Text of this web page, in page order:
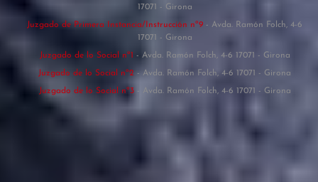
17071 - Girona
Juzgado de Primera Instancia/Instrucción nº9 - Avda. Ramón Folch, 4-6
17071 - Girona
Juzgado de lo Social nº1 - Avda. Ramón Folch, 4-6 17071 - Girona
Juzgado de lo Social nº2 - Avda. Ramón Folch, 4-6 17071 - Girona
Juzgado de lo Social nº3 - Avda. Ramón Folch, 4-6 17071 - Girona